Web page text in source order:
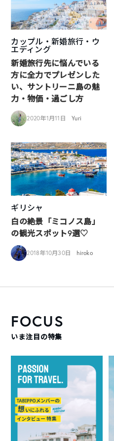
カップル・新婚旅行・ウ
エディング
新婚旅行先に悩んでいる
方に全力でプレゼンした
い、サントリーニ島の魅
力・物価・過ごし方
2020年1月11日 Yuri
ギリシャ
白の絶景「ミコノス島」
の観光スポット9選♡
2018年10月30日 hiroko
FOCUS
いま注目の特集